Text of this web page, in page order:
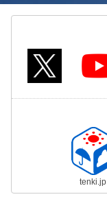
tenki.jp